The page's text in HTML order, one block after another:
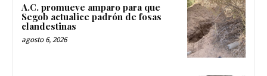
A.C. promueve amparo para que
Segob actualice padrón de fosas
clandestinas
agosto 6, 2026